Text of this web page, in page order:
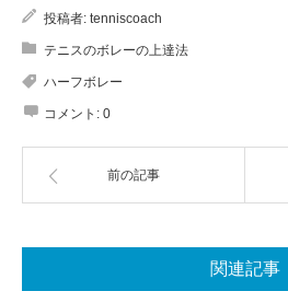
投稿者: tenniscoach
テニスのボレーの上達法
ハーフボレー
コメント: 0
前の記事
関連記事